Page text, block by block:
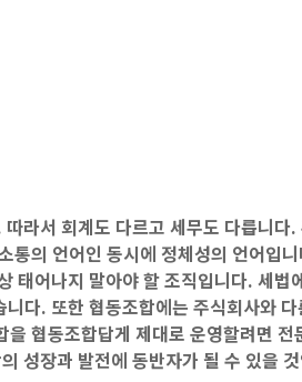
라서 회계도 다르고 세무도 다릅니
의 언어인 동시에 정체성의 언어입
어나지 말아야 할 조직입니다. 세
다. 또한 협동조합에는 주식회사와
협동조합답게 제대로 운영할려면
성장과 발전에 동반자가 될 수 있을